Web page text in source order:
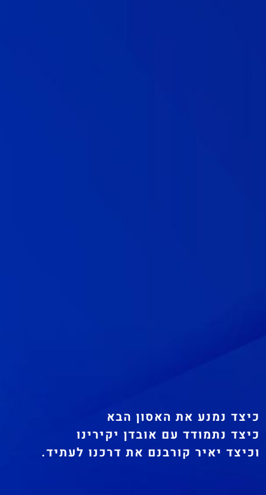
כיצד נמנע את האסון הבא
כיצד נתמודד עם אובדן יקירינו
וכיצד יאיר קורבנם את דרכנו לעתיד.